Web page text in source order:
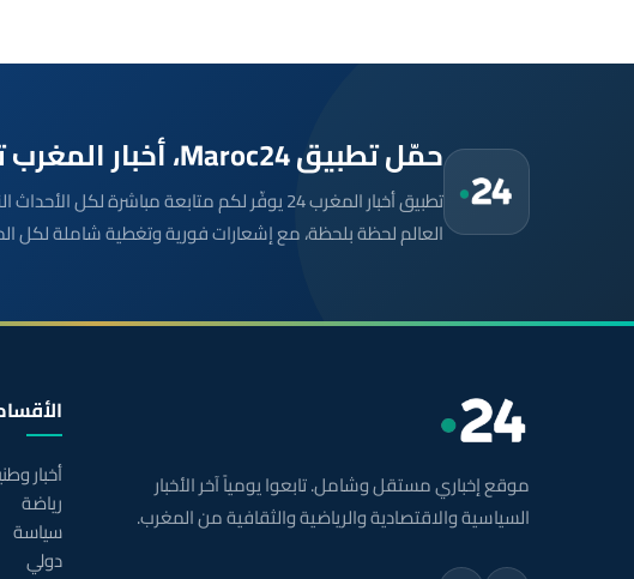
حمّل تطبيق Maroc24، أخبار المغرب تصلك أولاً
تطبيق أخبار المغرب 24 يوفّر لكم متابعة مباشرة لكل
العالم لحظة بلحظة، مع إشعارات فورية وتغطية شاملة لكل
موقع إخباري مستقل وشامل. تابعوا يومياً آخر الأخبار
السياسية والاقتصادية والرياضية والثقافية من المغرب.
أخبار
رياضة
سياسة
دولي